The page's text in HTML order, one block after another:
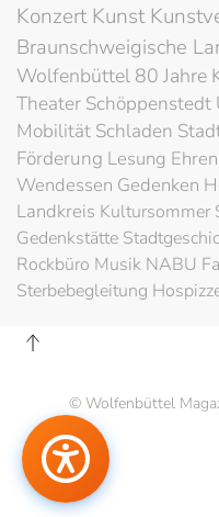
KonzertKunst
Braunschweigische
Wolfenbüttel 80 Jahre
Theater Schöppenstedt
Mobilität Schladen
Förderung Lesung
Wendessen Gedenken
Landkreis Kultursommer
Gedenkstätte
Rockbüro Musik NABU
Sterbebegleitung
© Wolfenbüttel